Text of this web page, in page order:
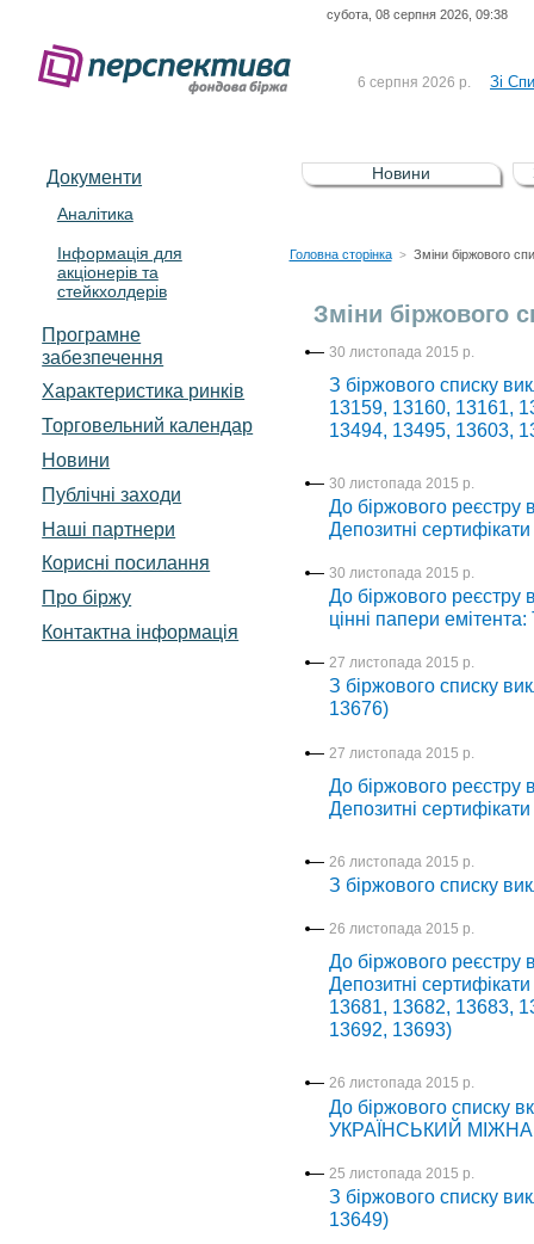
субота, 08 серпня 2026, 09:38
6 серпня 2026 р. Зі
5 серпня 2026 р.
Зі
UA4000232607)
4 серпня 2026 р.
До
Документи
Аналітика
Інформація для
акціонерів та
стейкхолдерів
Програмне
забезпечення
Характеристика pинків
Торговельний календар
Новини
Публічні заходи
Наші партнери
Корисні посилання
Про біржу
Контактна інформація
Новини
Головна сторінка > Зміни біржового
Зміни біржового
30 листопада 2015 р.
З біржового списку
13159, 13160, 13161,
13494, 13495, 13603,
30 листопада 2015 р.
До біржового реєстру
Депозитні
30 листопада 2015 р.
До біржового реєстру
цінні папери
27 листопада 2015 р.
З біржового списку
13676)
27 листопада 2015 р.
До біржового реєстру
Депозитні
26 листопада 2015 р.
З біржового списку
26 листопада 2015 р.
До біржового реєстру
Депозитні
13681, 13682, 13683,
13692, 13693)
26 листопада 2015 р.
До біржового списку
УКРАЇНСЬКИЙ
25 листопада 2015 р.
З біржового списку
13649)